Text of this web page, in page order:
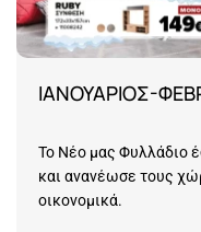
ΙΑΝΟΥΑΡΙΟΣ-
Το Νέο μας Φυλλάδιο
και ανανέωσε τους
οικονομικά.